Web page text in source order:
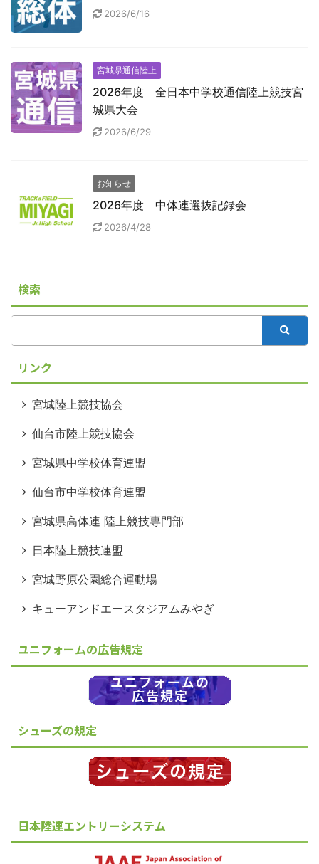
2026/6/16
宮城県通信陸上
2026年度 全日本中学校通信陸上競技宮
城県大会
2026/6/29
お知らせ
2026年度 中体連選抜記録会
2026/4/28
検索
リンク
宮城陸上競技協会
仙台市陸上競技協会
宮城県中学校体育連盟
仙台市中学校体育連盟
宮城県高体連 陸上競技専門部
日本陸上競技連盟
宮城野原公園総合運動場
キューアンドエースタジアムみやぎ
ユニフォームの広告規定
シューズの規定
日本陸連エントリーシステム